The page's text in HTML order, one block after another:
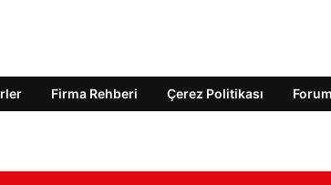
Firma Rehberi Çerez Politikası Forum